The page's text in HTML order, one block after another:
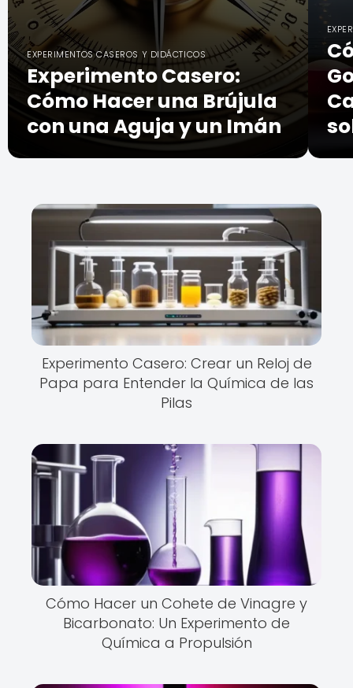
EXPERIMENTOS CASEROS Y DIDÁCTICOS
Experimento Casero:
Cómo Hacer una Brújula
con una Aguja y un Imán
Experimento Casero: Crear un Reloj de
Papa para Entender la Química de las
Pilas
Cómo Hacer un Cohete de Vinagre y
Bicarbonato: Un Experimento de
Química a Propulsión